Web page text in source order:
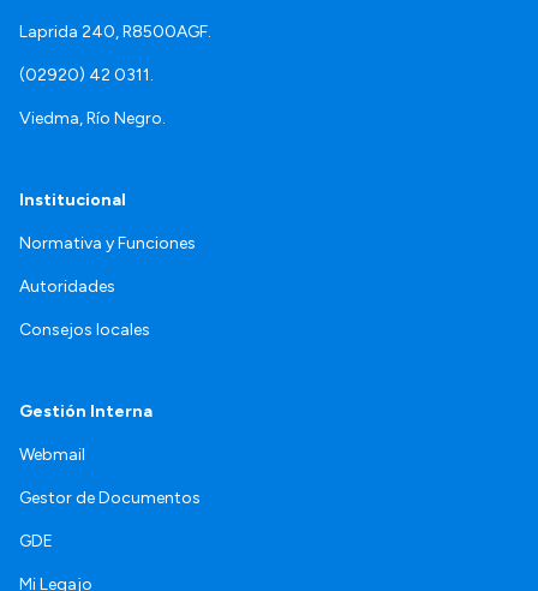
Laprida 240, R8500AGF.
(02920) 42 0311.
Viedma, Río Negro.
Institucional
Normativa y Funciones
Autoridades
Consejos locales
Gestión Interna
Webmail
Gestor de Documentos
GDE
Mi Legajo